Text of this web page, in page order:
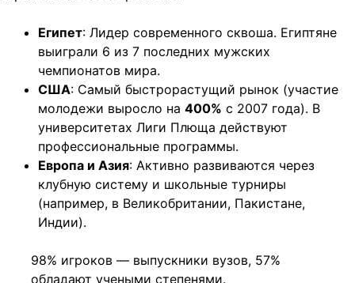
Египет: Лидер современного сквоша. Египтяне
выиграли 6 из 7 последних мужских
чемпионатов мира.
США: Самый быстрорастущий рынок (участие
молодежи выросло на 400% с 2007 года). В
университетах Лиги Плюща действуют
профессиональные программы.
Европа и Азия: Активно развиваются через
клубную систему и школьные турниры
(например, в Великобритании, Пакистане,
Индии).
98% игроков — выпускники вузов, 57%
обладают учеными степенями.